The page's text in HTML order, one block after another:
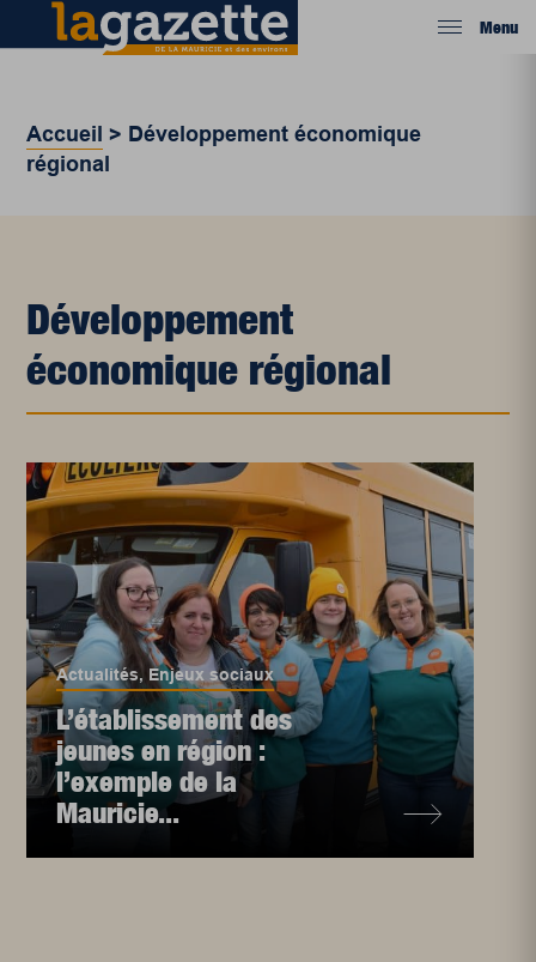
Menu
Accueil > Développement économique
régional
Développement
économique régional
Actualités, Enjeux sociaux
L’établissement des
jeunes en région :
l’exemple de la
Mauricie...